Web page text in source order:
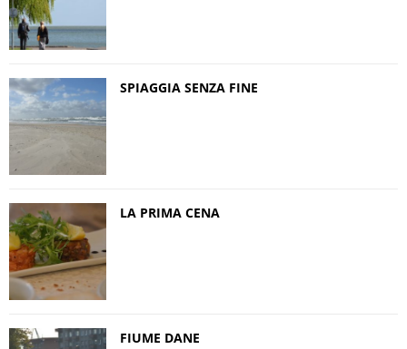
SPIAGGIA SENZA FINE
LA PRIMA CENA
FIUME DANE